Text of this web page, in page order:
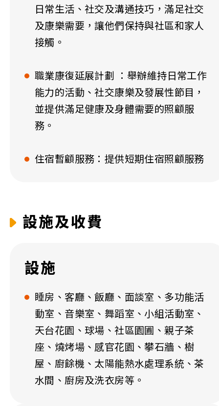
日常生活、社交及溝通技巧，滿足社交
及康樂需要，讓他們保持與社區和家人
接觸。
職業康復延展計劃 ：舉辦維持日常工作
能力的活動、社交康樂及發展性節目，
並提供滿足健康及身體需要的照顧服
務。
住宿暫顧服務：提供短期住宿照顧服務
設施及收費
設施
睡房、客廳、飯廳、面談室、多功能活
動室、音樂室、舞蹈室、小組活動室、
天台花園、球場、社區園圃、親子茶
座、燒烤場、感官花園、攀石牆、樹
屋、廚餘機、太陽能熱水處理系統、茶
水間、廚房及洗衣房等。